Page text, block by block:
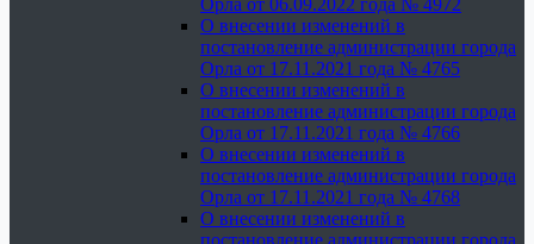
Орла от 06.09.2022 года № 4972
О внесении изменений в
постановление администрации города
Орла от 17.11.2021 года № 4765
О внесении изменений в
постановление администрации города
Орла от 17.11.2021 года № 4766
О внесении изменений в
постановление администрации города
Орла от 17.11.2021 года № 4768
О внесении изменений в
постановление администрации города